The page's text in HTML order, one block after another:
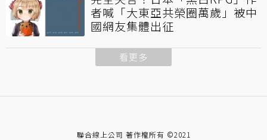
者喊「大東亞共榮圈萬歲」被中
國網友集體出征
看更多
聯合線上公司 著作權所有 ©2021